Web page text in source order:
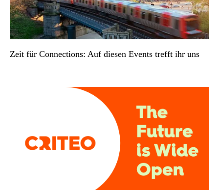
Zeit für Connections: Auf diesen Events trefft ihr uns